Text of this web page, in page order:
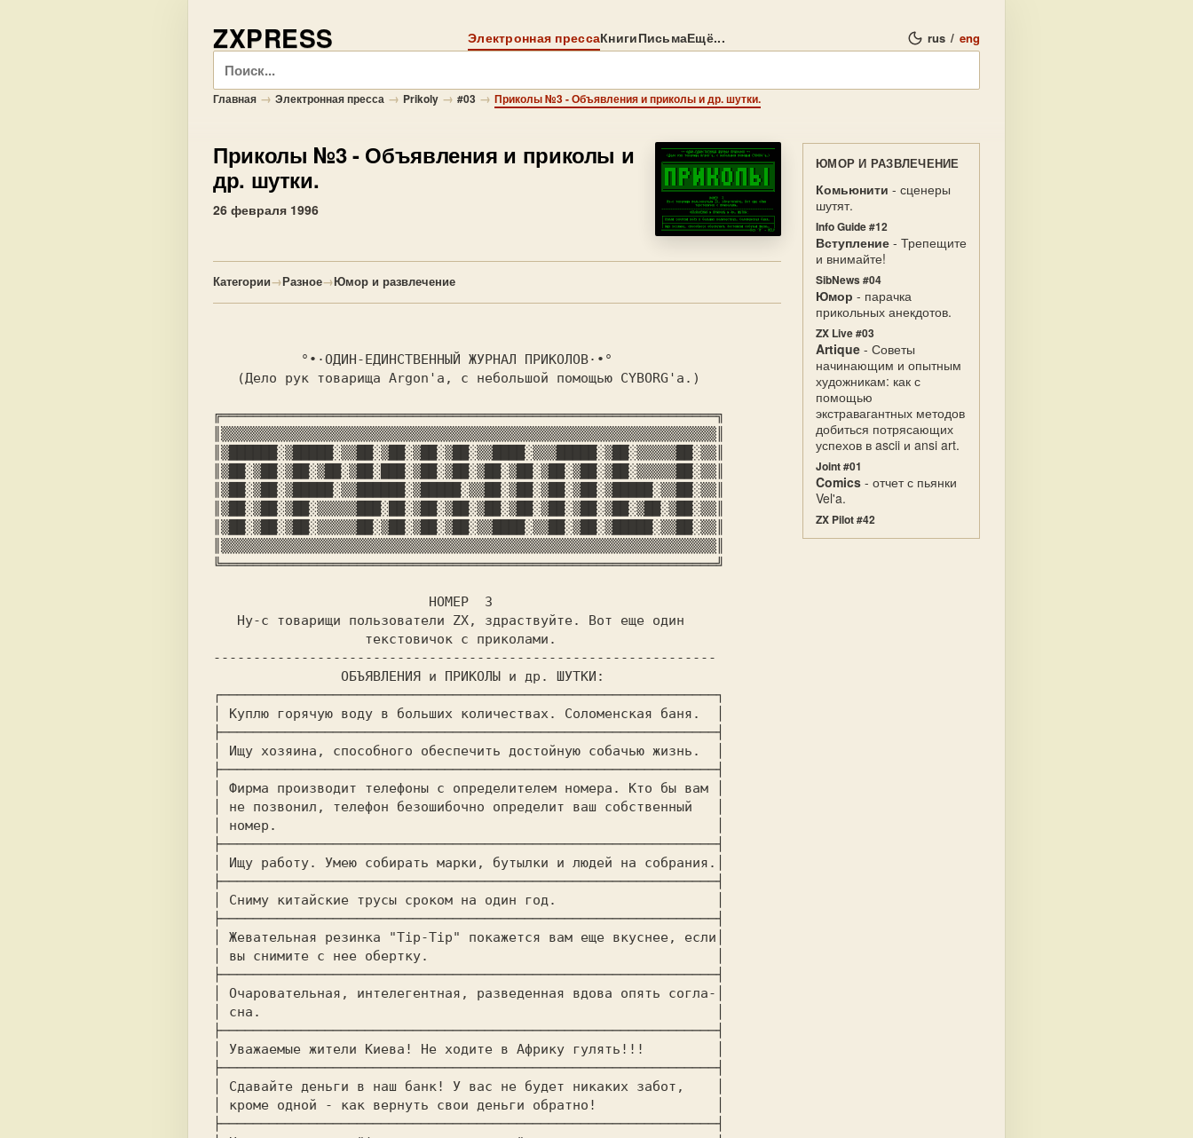
ZXPRESS Электронная прессаКнигиПисьмаЕщё... rus / eng
Поиск
Главная → Электронная пресса → Prikoly → #03 → Приколы №3 - Объявления и приколы и др. шутки.
Приколы №3- Объявления и приколы и
др. шутки.
26 февраля 1996
Категории→Разное→Юмор и развлечение
╔══════════════════════════════════════════════════════════════╗
║▒▒▒▒▒▒▒▒▒▒▒▒▒▒▒▒▒▒▒▒▒▒▒▒▒▒▒▒▒▒▒▒▒▒▒▒▒▒▒▒▒▒▒▒▒▒▒▒▒▒▒▒▒▒▒▒▒▒▒▒▒▒║
║▒██████░▒█████░▒▒██░▒██░▒██░▒██░▒▒████░▒▒▒█████░▒██░▒▒▒▒▒██░▒▒║
║▒██░▒██░▒██░▒██░▒██░███░▒██░▒██░▒██░▒██░▒██░▒██░▒██░▒▒▒▒▒██░▒▒║
║▒██░▒██░▒█████░▒▒██████░▒█████░▒▒██░▒██░▒██░▒██░▒█████░▒▒██░▒▒║
║▒██░▒██░▒██░▒▒▒▒▒███░██░▒██░▒██░▒██░▒██░▒██░▒██░▒██░▒██░▒██░▒▒║
║▒██░▒██░▒██░▒▒▒▒▒██░▒██░▒██░▒██░▒▒████░▒▒██░▒██░▒█████░▒▒██░▒▒║
║▒▒▒▒▒▒▒▒▒▒▒▒▒▒▒▒▒▒▒▒▒▒▒▒▒▒▒▒▒▒▒▒▒▒▒▒▒▒▒▒▒▒▒▒▒▒▒▒▒▒▒▒▒▒▒▒▒▒▒▒▒▒║
╚══════════════════════════════════════════════════════════════╝
---------------------------------------------------------------
┌──────────────────────────────────────────────────────────────┐
│ Куплю горячую воду в больших количествах. Соломенская баня.  │
├──────────────────────────────────────────────────────────────┤
│ Ищу хозяина, способного обеспечить достойную собачью жизнь.  │
├──────────────────────────────────────────────────────────────┤
│ Фирма производит телефоны с определителем номера. Кто бы вам │
│ не позвонил, телефон безошибочно определит ваш собственный   │
│ номер.                                                       │
├──────────────────────────────────────────────────────────────┤
│ Ищу работу. Умею собирать марки, бутылки и людей на собрания.│
├──────────────────────────────────────────────────────────────┤
│ Сниму китайские трусы сроком на один год.                    │
├──────────────────────────────────────────────────────────────┤
│ Жевательная резинка "Tip-Tip" покажется вам еще вкуснее, если│
│ вы снимите с нее обертку.                                    │
├──────────────────────────────────────────────────────────────┤
│ Очаровательная, интелегентная, разведенная вдова опять согла-│
│ сна.                                                         │
├──────────────────────────────────────────────────────────────┤
│ Уважаемые жители Киева! Не ходите в Африку гулять!!!         │
├──────────────────────────────────────────────────────────────┤
│ Сдавайте деньги в наш банк! У вас не будет никаких забот,    │
│ кроме одной - как вернуть свои деньги обратно!               │
├──────────────────────────────────────────────────────────────┤
ЮМОР И РАЗВЛЕЧЕНИЕ
Комьюнити - сценеры
шутят.
Info Guide #12
Вступление - Трепещите
и внимайте!
SibNews #04
Юмор - парачка
прикольных анекдотов.
ZX Live #03
Artique - Советы
начинающим и опытным
художникам: как с
помощью
экстравагантных методов
добиться потрясающих
успехов в ascii и ansi art.
Joint #01
Comics - отчет с пьянки
Vel'a.
ZX Pilot #42